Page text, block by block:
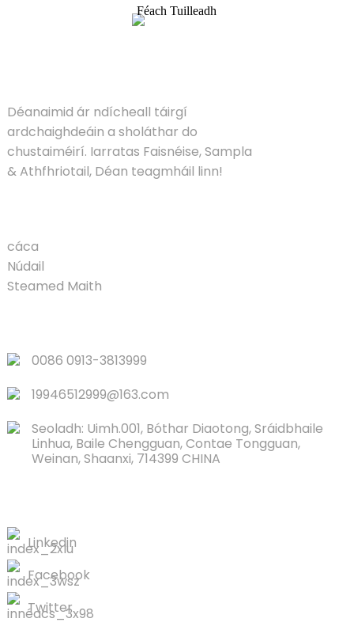
Féach Tuilleadh
Déanaimid ár ndícheall táirgí
ardchaighdeáin a sholáthar do
chustaiméirí. Iarratas Faisnéise, Sampla
& Athfhriotail, Déan teagmháil linn!
cáca
Núdail
Steamed Maith
0086 0913-3813999
19946512999@163.com
Seoladh: Uimh.001, Bóthar Diaotong, Sráidbhaile
Linhua, Baile Chengguan, Contae Tongguan,
Weinan, Shaanxi, 714399 CHINA
Linkedin
Facebook
Twitter